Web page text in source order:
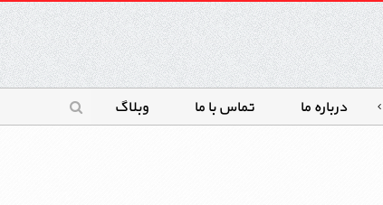
درباره ما تماس با ما وبلاگ